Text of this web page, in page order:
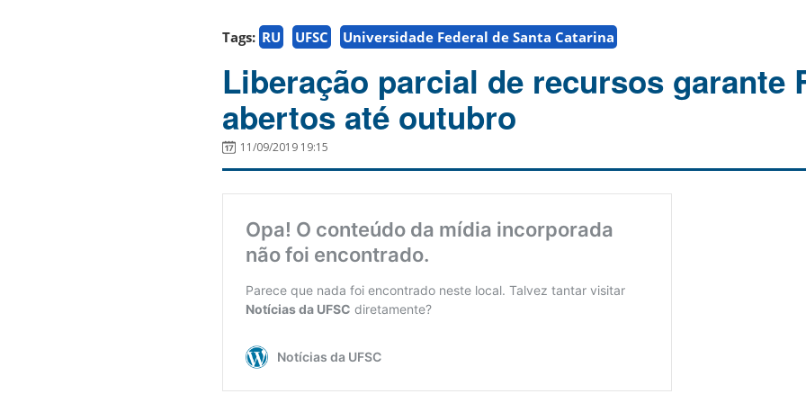
Tags: RU UFSC Universidade Federal de Santa Catarina
Liberação parcial de recursos garante
abertos até outubro
11/09/2019 19:15